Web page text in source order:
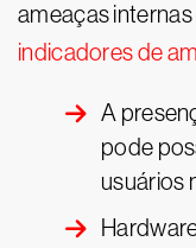
ameaças
indicadores de
A
pode
usuários